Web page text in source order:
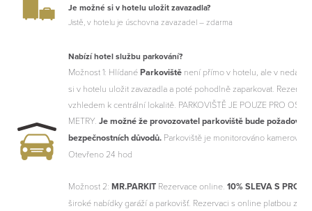
Je možné si v hotelu uložit zavazadla?
Jistě, v hotelu je úschovna zavazadel – zdarma
Nabízí hotel službu parkování?
Možnost 1: HlídanéParkoviště není přímo v hotelu, ale v
si v hotelu uložit zavazadla a poté pohodlně zaparkovat.
vzhledem k centrální lokalitě. PARKOVIŠTĚ JE POUZE PRO
METRY. Je možné že provozovatel parkoviště bude
bezpečnostních důvodů. Parkoviště je monitorováno
Otevřeno 24 hod
Možnost 2: MR.PARKIT Rezervace online. 10% SLEVA S
široké nabídky garáží a parkovišť. Rezervaci s online platbou